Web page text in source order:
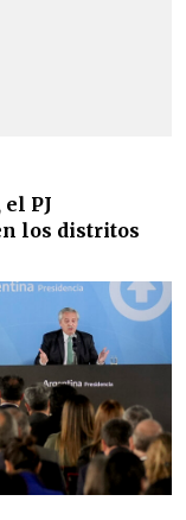
PJ
los distritos